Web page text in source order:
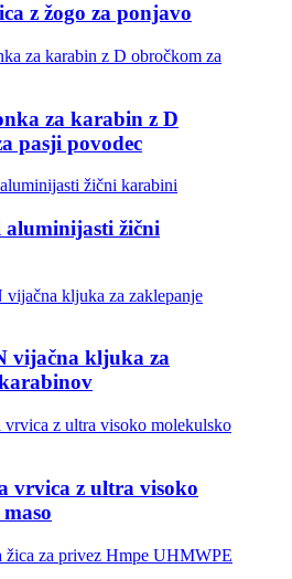
z žogo za ponjavo
za karabin z D
pasji povodec
žični
vijačna kljuka za
vrvica z ultra visoko